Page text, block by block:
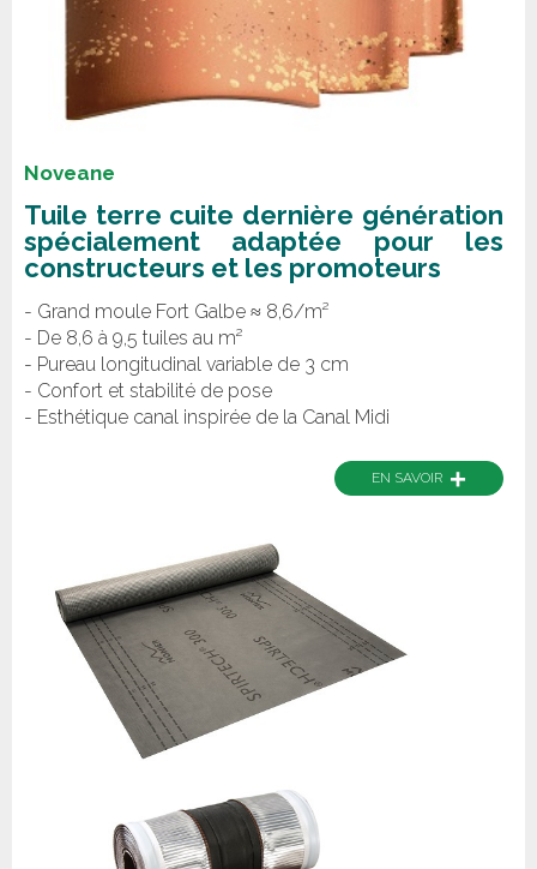
Noveane
Tuile terre cuite dernière génération
spécialement adaptée pour les
constructeurs et les promoteurs
- Grand moule Fort Galbe ≈ 8,6/m²
- De 8,6 à 9,5 tuiles au m²
- Pureau longitudinal variable de 3 cm
- Confort et stabilité de pose
- Esthétique canal inspirée de la Canal Midi
EN SAVOIR +